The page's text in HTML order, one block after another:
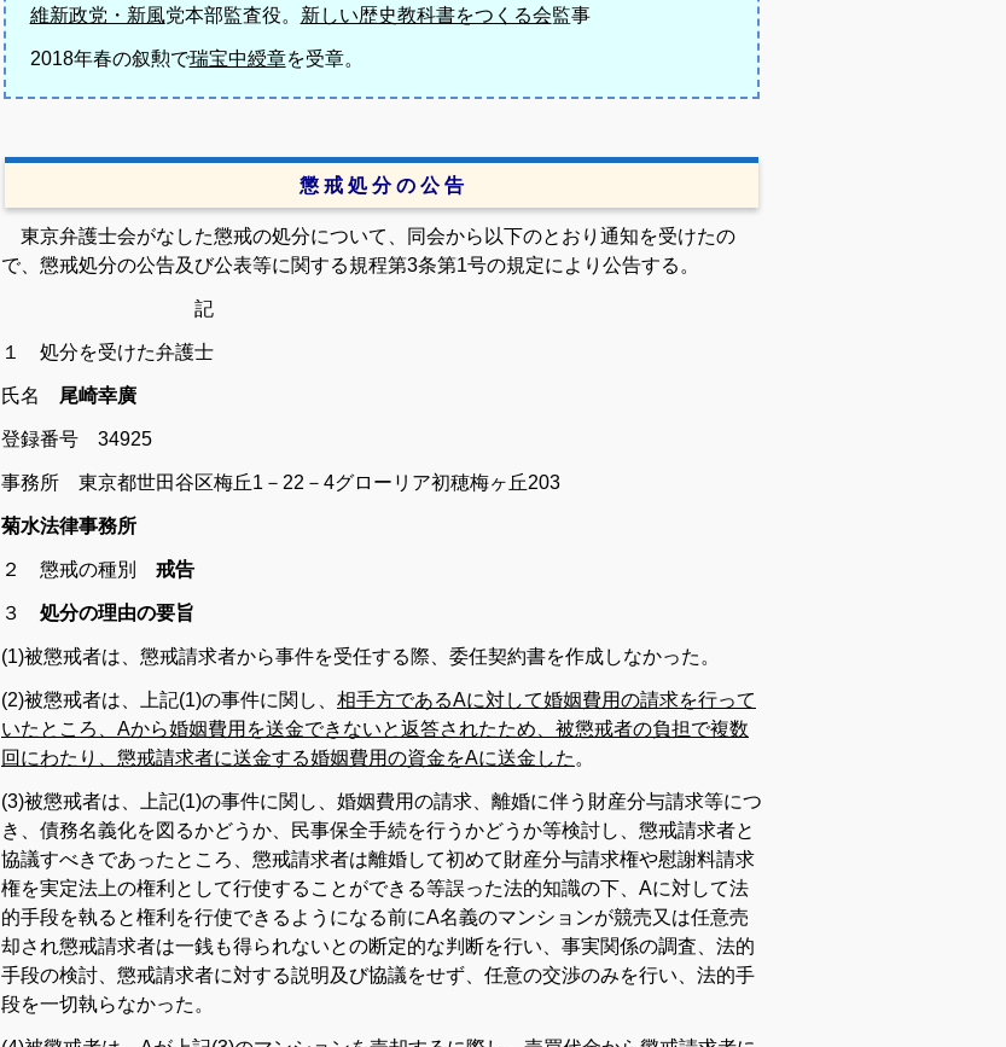
維新政党・新風党本部監査役。 新しい歴史教科書をつくる会監事
2018年春の叙勲で瑞宝中綬章を受章。
懲 戒 処 分 の 公 告
東京弁護士会がなした懲戒の処分について、同会から以下のとおり通知を受けたの
で、懲戒処分の公告及び公表等に関する規程第3条第1号の規定により公告する。
記
１ 処分を受けた弁護士
氏名 尾崎幸廣
登録番号 34925
事務所 東京都世田谷区梅丘1－22－4グローリア初穂梅ヶ丘203
菊水法律事務所
２ 懲戒の種別 戒告
３ 処分の理由の要旨
(1)被懲戒者は、懲戒請求者から事件を受任する際、委任契約書を作成しなかった。
(2)被懲戒者は、上記(1)の事件に関し、 相手方であるAに対して婚姻費用の請求を行って
いたところ、Aから婚姻費用を送金できないと返答されたため、被懲戒者の負担で複数
回にわたり、懲戒請求者に送金する婚姻費用の資金をAに送金した 。
(3)被懲戒者は、上記(1)の事件に関し、婚姻費用の請求、離婚に伴う財産分与請求等につ
き、債務名義化を図るかどうか、民事保全手続を行うかどうか等検討し、懲戒請求者と
協議すべきであったところ、懲戒請求者は離婚して初めて財産分与請求権や慰謝料請求
権を実定法上の権利として行使することができる等誤った法的知識の下、Aに対して法
的手段を執ると権利を行使できるようになる前にA名義のマンションが競売又は任意売
却され懲戒請求者は一銭も得られないとの断定的な判断を行い、事実関係の調査、法的
手段の検討、懲戒請求者に対する説明及び協議をせず、任意の交渉のみを行い、法的手
段を一切執らなかった。